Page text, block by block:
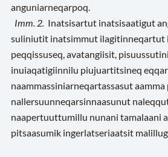
anguniarneqarpoq.
Imm. 2. Inatsisartut inatsisaatigut
suliniutit inatsimmut ilagitinneqartut
peqqissuseq, avatangiisit,
inuiaqatigiinnilu piujuartitsineq
naammassiniarneqartassasut
nallersuunneqarsinnaasunut
naapertuuttumillu nunani tamalaani
pitsaasumik ingerlatseriaatsit